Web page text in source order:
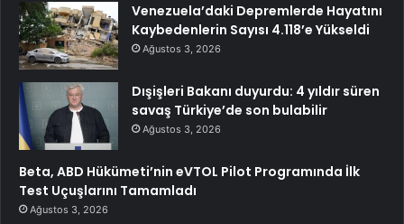
Venezuela’daki Depremlerde Hayatını
Kaybedenlerin Sayısı 4.118’e Yükseldi
Ağustos 3, 2026
Dışişleri Bakanı duyurdu: 4 yıldır süren
savaş Türkiye’de son bulabilir
Ağustos 3, 2026
Beta, ABD Hükümeti’nin eVTOL Pilot Programında İlk
Test Uçuşlarını Tamamladı
Ağustos 3, 2026